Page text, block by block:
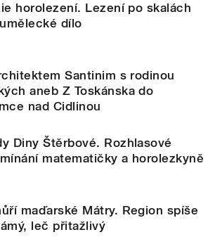
horolezení. Lezení po skalách
dílo
Santinim s rodinou
aneb Z Toskánska do
nad Cidlinou
Diny Štěrbové. Rozhlasové
matematičky a horolezkyně
maďarské Mátry. Region spíše
leč přitažlivý